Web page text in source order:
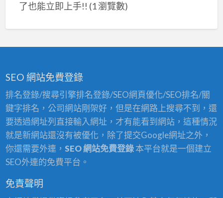
了也能立即上手!! (1 瀏覽數)
SEO 網站免費登錄
排名登錄/搜尋引擎排名登錄/SEO網頁優化/SEO排名/關
鍵字排名，公司網站剛架好，但是在網路上搜尋不到，還
要透過網址列直接輸入網址，才有能看到網站，這種情況
就是新網站還沒有被優化，除了提交Google網址之外，
你還需要外連， SEO 網站免費登錄本平台就是一個建立
SEO外連的免費平台。
免責聲明